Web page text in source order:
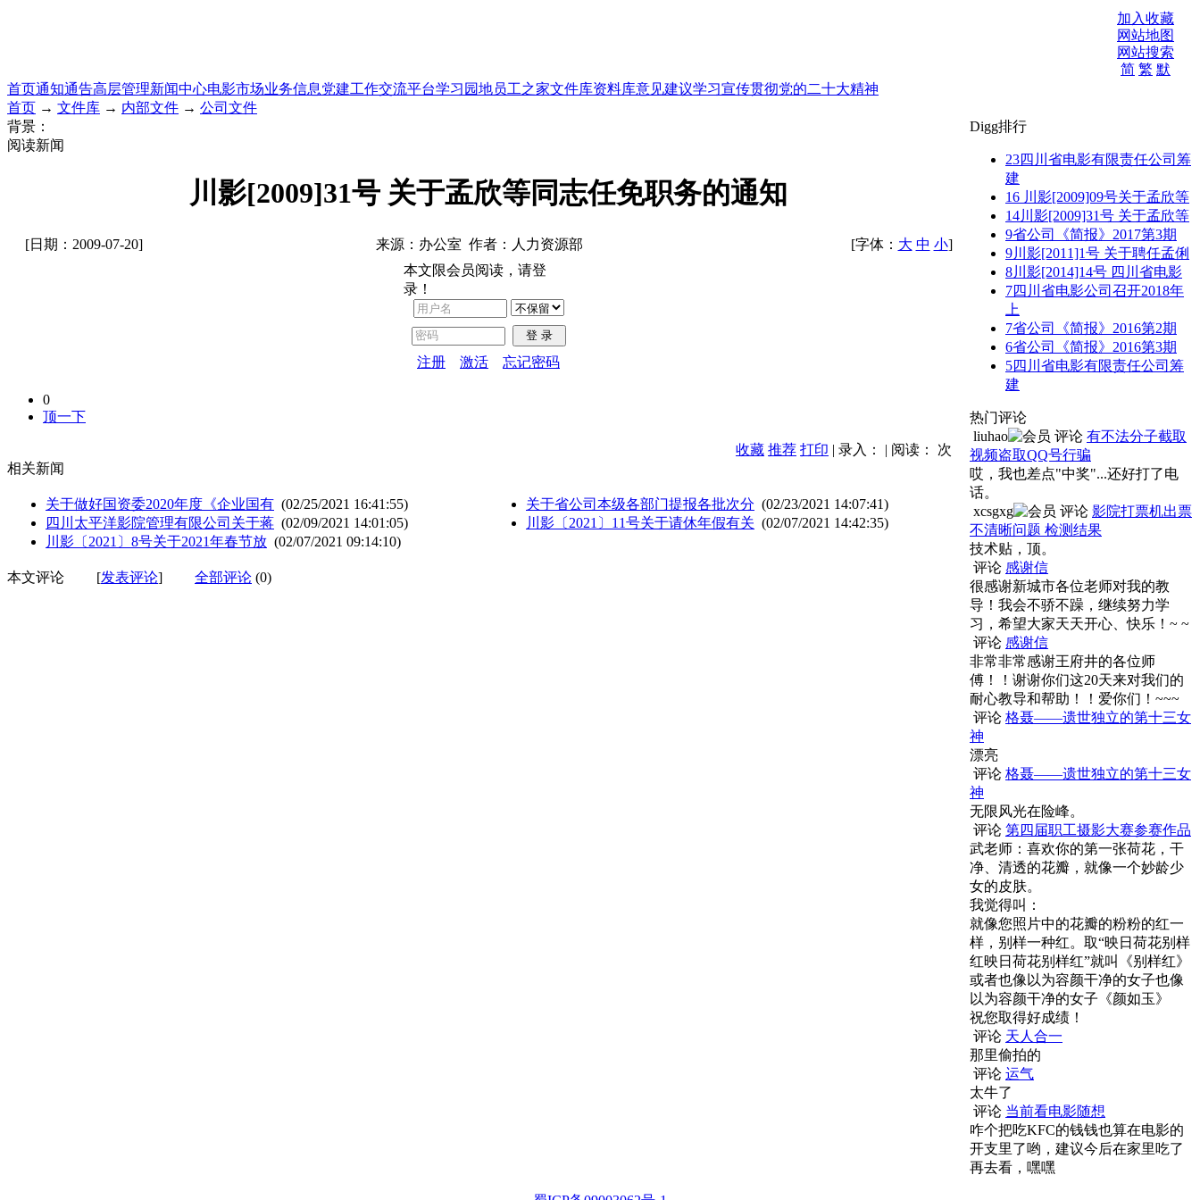
加入收藏
网站地图
网站搜索
简 繁 默
首页通知通告高层管理新闻中心电影市场业务信息党建工作交流平台学习园地员工之家文件库资料库意见建议学习宣传贯彻党的二十大精神
首页 → 文件库 → 内部文件 → 公司文件
背景：
阅读新闻
川影[2009]31号 关于孟欣等同志任免职务的通知
[日期：2009-07-20] 来源：办公室 作者：人力资源部 [字体： 大 中 小]
本文限会员阅读，请登
录！
登 录
注册 激活 忘记密码
0
顶一下
收藏 推荐 打印 | 录入： | 阅读：
次
相关新闻
关于做好国资委2020年度《企业国有 (02/25/2021 16:41:55)
四川太平洋影院管理有限公司关于蒋 (02/09/2021 14:01:05)
川影〔2021〕8号关于2021年春节放 (02/07/2021 09:14:10)
关于省公司本级各部门提报各批次分 (02/23/2021 14:07:41)
川影〔2021〕11号关于请休年假有关 (02/07/2021 14:42:35)
本文评论 [发表评论] 全部评论 (0)
Digg排行
23四川省电影有限责任公司筹
建
16 川影[2009]09号关于孟欣等
14川影[2009]31号 关于孟欣等
9省公司《简报》2017第3期
9川影[2011]1号 关于聘任孟俐
8川影[2014]14号 四川省电影
7四川省电影公司召开2018年
上
7省公司《简报》2016第2期
6省公司《简报》2016第3期
5四川省电影有限责任公司筹
建
热门评论
liuhao
评论 有不法分子截取
视频盗取QQ号行骗
哎，我也差点"中奖"...还好打了电
话。
xcsgxg
评论 影院打票机出票
不清晰问题 检测结果
技术贴，顶。
评论 感谢信
很感谢新城市各位老师对我的教
导！我会不骄不躁，继续努力学
习，希望大家天天开心、快乐！~ ~
评论 感谢信
非常非常感谢王府井的各位师
傅！！谢谢你们这20天来对我们的
耐心教导和帮助！！爱你们！~~~
评论 格聂——遗世独立的第十三女
神
漂亮
评论 格聂——遗世独立的第十三女
神
无限风光在险峰。
评论 第四届职工摄影大赛参赛作品
武老师：喜欢你的第一张荷花，干
净、清透的花瓣，就像一个妙龄少
女的皮肤。
我觉得叫：
就像您照片中的花瓣的粉粉的红一
样，别样一种红。取“映日荷花别样
红映日荷花别样红”就叫《别样红》
或者也像以为容颜干净的女子也像
以为容颜干净的女子《颜如玉》
祝您取得好成绩！
评论 天人合一
那里偷拍的
评论 运气
太牛了
评论 当前看电影随想
咋个把吃KFC的钱钱也算在电影的
开支里了哟，建议今后在家里吃了
再去看，嘿嘿